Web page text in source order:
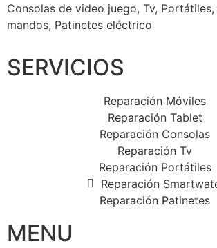
Consolas de video juego, Tv,
mandos, Patinetes eléctrico
SERVICIOS
Reparación Móviles
Reparación Tablet
Reparación Consolas
Reparación Tv
Reparación Portátiles
Reparación
Reparación Patinetes
MENU